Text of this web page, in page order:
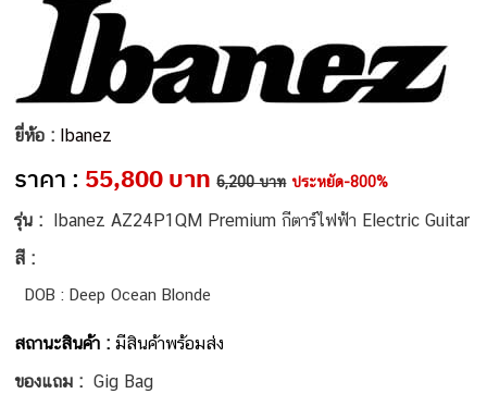
ยี่ห้อ : Ibanez
ราคา : 55,800 บาท 6,200 บาท ประหยัด-800%
รุ่น : Ibanez AZ24P1QM Premium กีตาร์ไฟฟ้า Electric Guitar
สี :
DOB : Deep Ocean Blonde
สถานะสินค้า :มีสินค้าพร้อมส่ง
ของแถม :Gig Bag